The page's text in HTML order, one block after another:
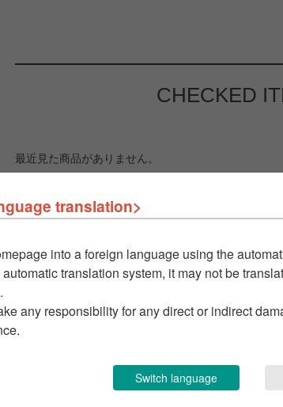
CHECKED
最近見た商品がありません。
translation>
into a foreign language using the
translation system, it may not be
any responsibility for any direct or indirect
Switch language